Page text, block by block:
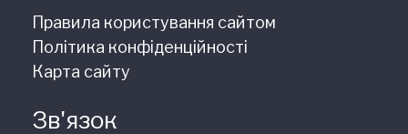
Правила користування сайтом
Політика конфіденційності
Карта сайту
Зв'язок